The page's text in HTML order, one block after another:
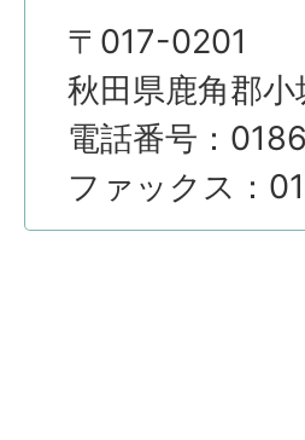
〒017-0201
秋田県鹿角郡
電話番号：
ファックス：